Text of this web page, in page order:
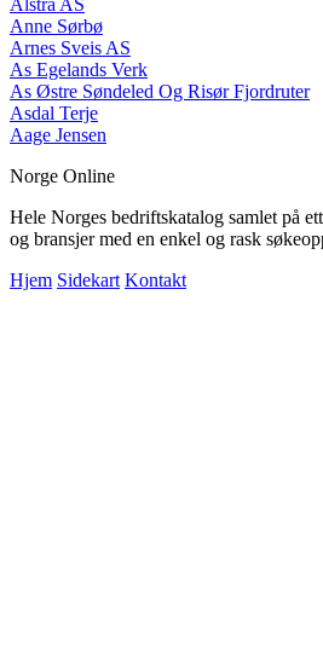
Anne Sørbø
Arnes Sveis AS
As Egelands Verk
As Østre Søndeled Og Risør Fjordruter
Asdal Terje
Aage Jensen
Norge Online
Hele Norges bedriftskatalog samlet på
og bransjer med en enkel og rask
Hjem Sidekart Kontakt